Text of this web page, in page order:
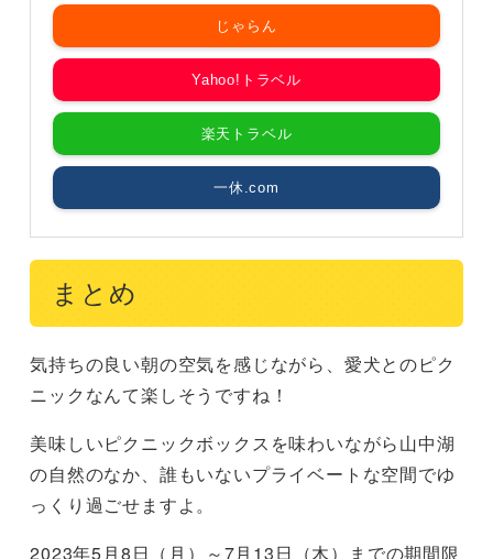
じゃらん
Yahoo!トラベル
楽天トラベル
一休.com
まとめ
気持ちの良い朝の空気を感じながら、愛犬とのピク
ニックなんて楽しそうですね！
美味しいピクニックボックスを味わいながら山中湖
の自然のなか、誰もいないプライベートな空間でゆ
っくり過ごせますよ。
2023年5月8日（月）～7月13日（木）までの期間限